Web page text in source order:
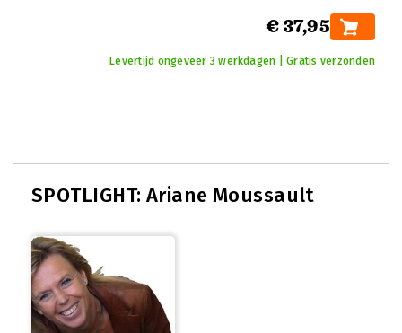
€ 37,95
Levertijd ongeveer 3 werkdagen | Gratis verzonden
SPOTLIGHT: Ariane Moussault